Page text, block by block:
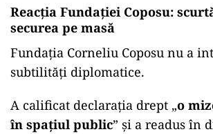
Reacția Fundației Coposu:
securea pe masă
Fundația Corneliu Coposu nu a
subtilități diplomatice.
A calificat declarația drept „o
în spațiul public” și a readus în